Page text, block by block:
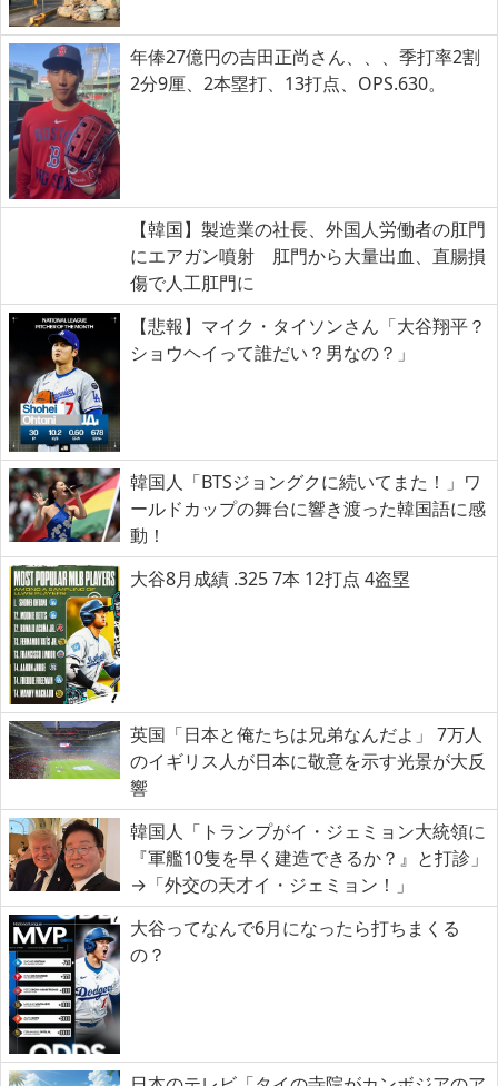
年俸27億円の吉田正尚さん、、、季打率2割
2分9厘、2本塁打、13打点、OPS.630。
【韓国】製造業の社長、外国人労働者の肛門
にエアガン噴射 肛門から大量出血、直腸損
傷で人工肛門に
【悲報】マイク・タイソンさん「大谷翔平？
ショウヘイって誰だい？男なの？」
韓国人「BTSジョングクに続いてまた！」ワ
ールドカップの舞台に響き渡った韓国語に感
動！
大谷8月成績 .325 7本 12打点 4盗塁
英国「日本と俺たちは兄弟なんだよ」 7万人
のイギリス人が日本に敬意を示す光景が大反
響
韓国人「トランプがイ・ジェミョン大統領に
『軍艦10隻を早く建造できるか？』と打診」
→「外交の天才イ・ジェミョン！」
大谷ってなんで6月になったら打ちまくる
の？